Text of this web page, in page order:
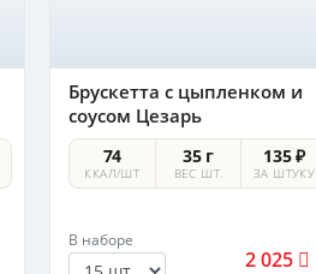
Брускетта с цыпленком и
соусом Цезарь
74
ККАЛ/ШТ
35 г
ВЕС ШТ.
135 ₽
ЗА ШТУКУ
В наборе
2 025